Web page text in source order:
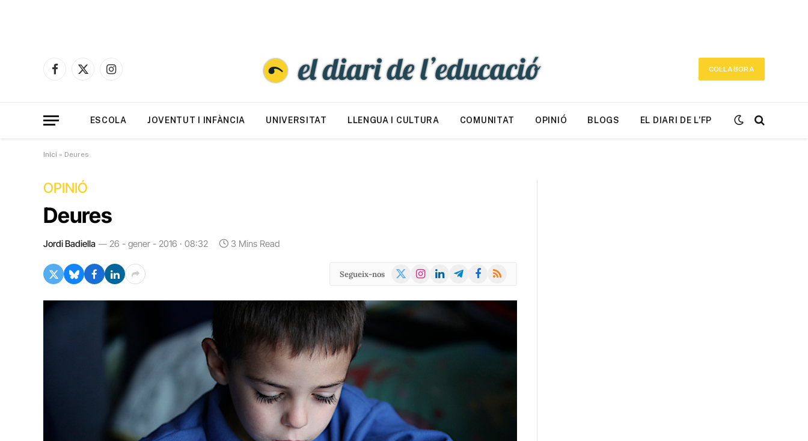
Facebook
X
Instagram
COL·LABORA
ESCOLA JOVENTUT I INFÀNCIA UNIVERSITAT LLENGUA I CULTURA COMUNITAT OPINIÓ BLOGS EL DIARI DE L’FP
Inici » Deures
OPINIÓ
Deures
Jordi Badiella 26 - gener - 2016 · 08:32 3 Mins Read
Segueix-nos
X
Instagram
LinkedInTelegramFacebook
RSS